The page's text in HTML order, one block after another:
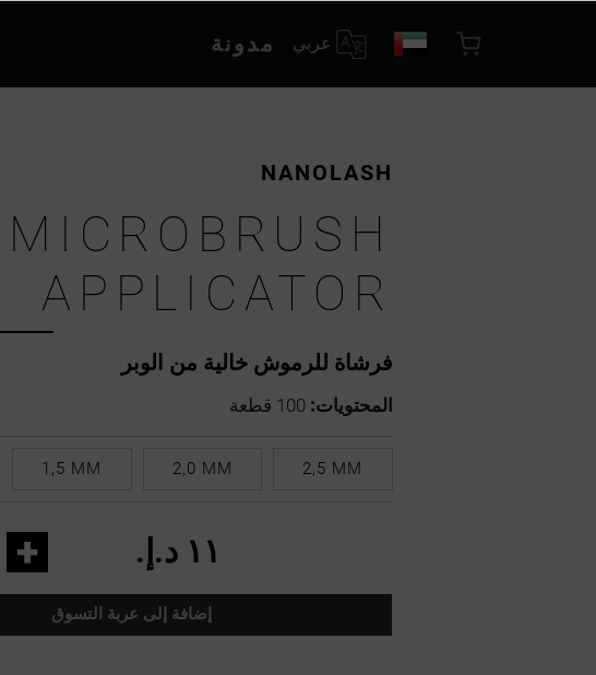
مدونة عربي
فرشاة للرموش خالية من الوبر
NANOLASH
MICROBRUSH
APPLICATOR
المحتويات:100 قطعة
1,5 MM 2,0 MM 2,5 MM
+ ١١ د.إ.‏
إضافة إلى عربة التسوق